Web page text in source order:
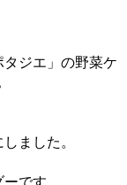
ジエ」の野菜ケ
ました。